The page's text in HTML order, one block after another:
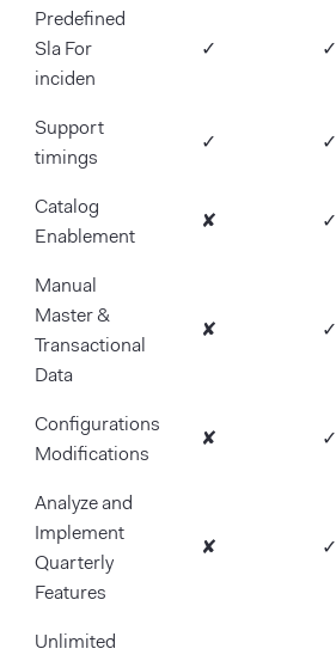
Predefined
Sla For
inciden
✓ ✓
Support
timings
✓ ✓
Catalog
Enablement
✘ ✓
Manual
Master &
Transactional
Data
✘ ✓
Configurations
Modifications
✘ ✓
Analyze and
Implement
Quarterly
Features
✘ ✓
Unlimited